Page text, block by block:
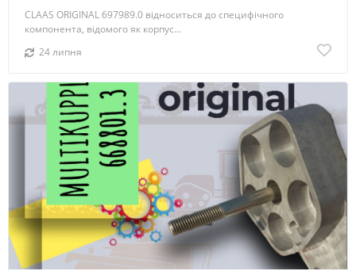
CLAAS ORIGINAL 697989.0 відноситься до специфічного
компонента, відомого як корпус...
24 липня